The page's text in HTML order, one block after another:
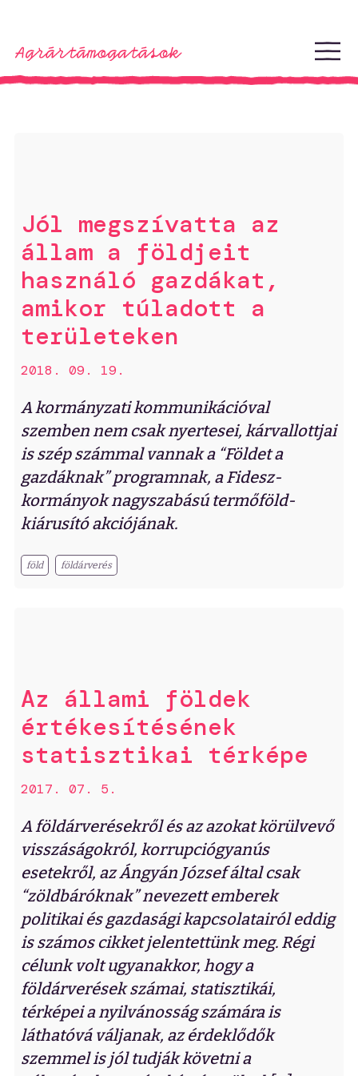
Jól megszívatta az
állam a földjeit
használó gazdákat,
amikor túladott a
területeken
2018. 09. 19.
A kormányzati kommunikációval
szemben nem csak nyertesei, kárvallottjai
is szép számmal vannak a “Földet a
gazdáknak” programnak, a Fidesz-
kormányok nagyszabású termőföld-
kiárusító akciójának.
föld földárverés
Az állami földek
értékesítésének
statisztikai térképe
2017. 07. 5.
A földárverésekről és az azokat körülvevő
visszáságokról, korrupciógyanús
esetekről, az Ángyán József által csak
“zöldbáróknak” nevezett emberek
politikai és gazdasági kapcsolatairól eddig
is számos cikket jelentettünk meg. Régi
célunk volt ugyanakkor, hogy a
földárverések számai, statisztikái,
térképei a nyilvánosság számára is
láthatóvá váljanak, az érdeklődők
szemmel is jól tudják követni a